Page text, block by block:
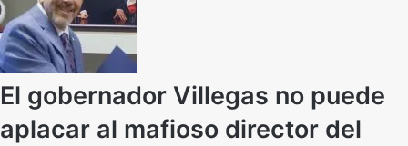
El gobernador Villegas no puede
aplacar al mafioso director del